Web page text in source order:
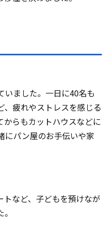
ました。一日に40名も
、疲れやストレスを感じる
からもカットハウスなどに
にパン屋のお手伝いや家
など、子どもを預けなが